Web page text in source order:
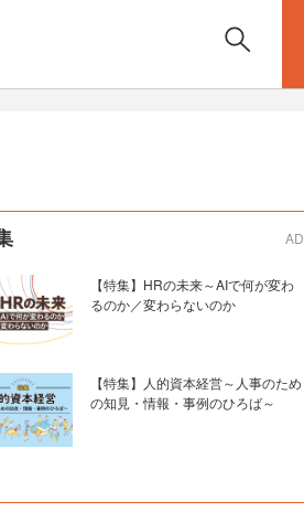
AD
【特集】HRの未来～AIで何が変わ
るのか／変わらないのか
【特集】人的資本経営～人事のため
の知見・情報・事例のひろば～